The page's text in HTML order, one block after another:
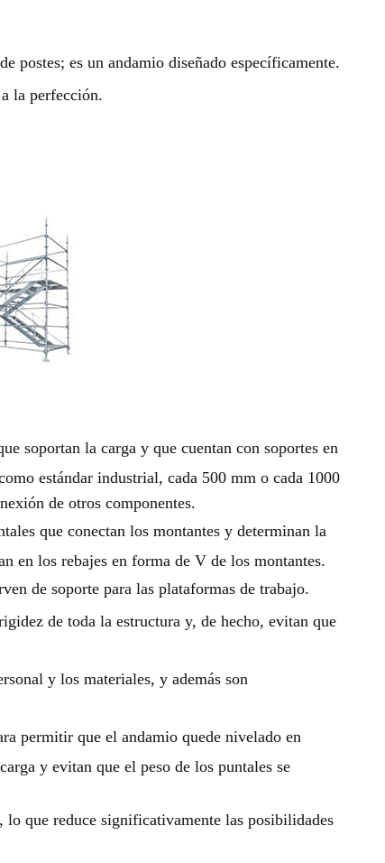
postes; es un andamio diseñado específicamente.
la perfección.
soportan la carga y que cuentan con soportes en
estándar industrial, cada 500 mm o cada 1000
de otros componentes.
que conectan los montantes y determinan la
en los rebajes en forma de V de los montantes.
de soporte para las plataformas de trabajo.
de toda la estructura y, de hecho, evitan que
y los materiales, y además son
permitir que el andamio quede nivelado en
y evitan que el peso de los puntales se
que reduce significativamente las posibilidades